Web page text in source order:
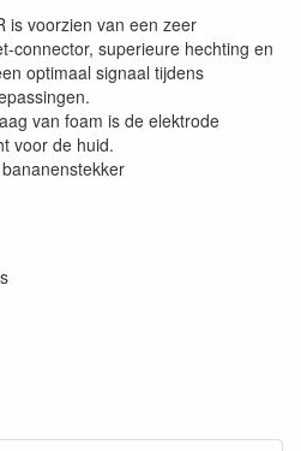
is voorzien van een zeer
connector, superieure hechting en
optimaal signaal tijdens
van foam is de elektrode
voor de huid.